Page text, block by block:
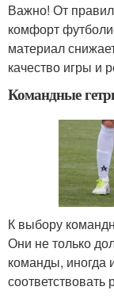
Важно! От
комфорт
материал
качество игры и
Командные
К выбору
Они не только
команды, иногда